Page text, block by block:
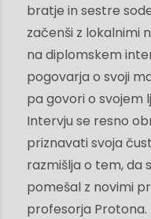
bratje in sestre
začenši z lokalnimi
na diplomskem
pogovarja o svoji
pa govori o svojem
Intervju se resno
priznavati svoja
razmišlja o tem, da
pomešal z novimi
profesorja Protona.